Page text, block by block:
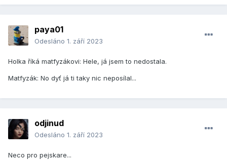
paya01
Odesláno 1. září 2023
Holka říká matfyzákovi: Hele, já jsem to nedostala.
Matfyzák: No dyť já ti taky nic neposílal...
odjinud
Odesláno 1. září 2023
Neco pro pejskare...